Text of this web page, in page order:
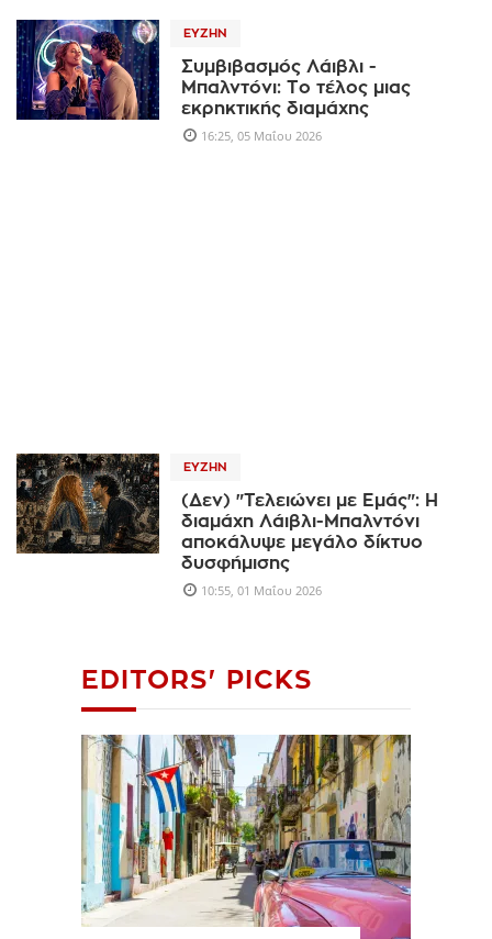
ΕΥΖΗΝ
Συμβιβασμός Λάιβλι -
Μπαλντόνι: Το τέλος μιας
εκρηκτικής διαμάχης
16:25, 05 Μαΐου 2026
ΕΥΖΗΝ
(Δεν) "Τελειώνει με Εμάς": Η
διαμάχη Λάιβλι-Μπαλντόνι
αποκάλυψε μεγάλο δίκτυο
δυσφήμισης
10:55, 01 Μαΐου 2026
EDITORS' PICKS